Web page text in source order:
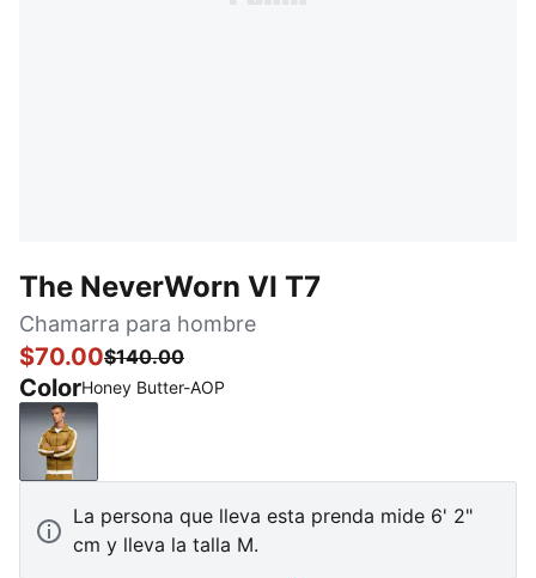
The NeverWorn VI T7
Chamarra para hombre
$70.00$140.00
ColorHoney Butter-AOP
Honey Butter-AOP
La persona que lleva esta prenda mide 6' 2"
cm y lleva la talla M.